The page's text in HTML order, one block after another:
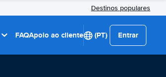
Destinos populares
FAQApoio ao cliente (PT) Entrar